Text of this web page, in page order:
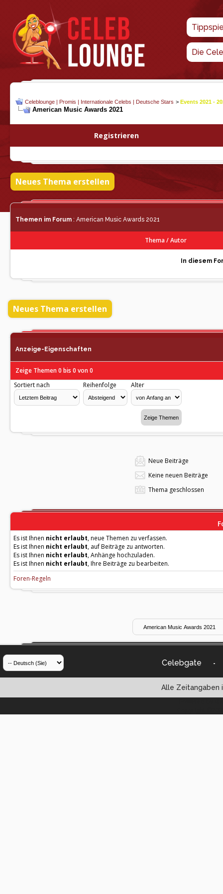
Die
Celeblounge | Promis | Internationale Celebs | Deutsche Stars > Events 2021 -
American Music Awards 2021
Registrieren
Neues Thema erstellen
Themen im Forum : American Music Awards 2021
Thema/Autor
In diesem
Neues Thema erstellen
Anzeige-Eigenschaften
Zeige Themen 0 bis 0 von 0
Sortiert nach
Reihenfolge Alter
Neue Beiträge
Keine neuen Beiträge
Thema geschlossen
Es ist Ihnen nicht erlaubt, neue Themen zu verfassen.
Es ist Ihnen nicht erlaubt, auf Beiträge zu antworten.
Es ist Ihnen nicht erlaubt, Anhänge hochzuladen.
Es ist Ihnen nicht erlaubt, Ihre Beiträge zu bearbeiten.
Foren-Regeln
Celebgate -
Alle Zeitangaben